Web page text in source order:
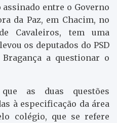
entre o Governo
da Paz, em Chacim, no
Cavaleiros, tem uma
os deputados do PSD
a questionar o
as duas questões
à especificação da área
colégio, que se refere